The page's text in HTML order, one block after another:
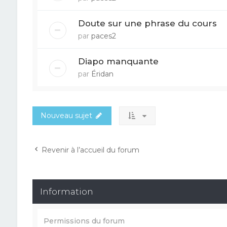
Doute sur une phrase du cours
par paces2
Diapo manquante
par Éridan
Nouveau sujet
Revenir à l’accueil du forum
Information
Permissions du forum